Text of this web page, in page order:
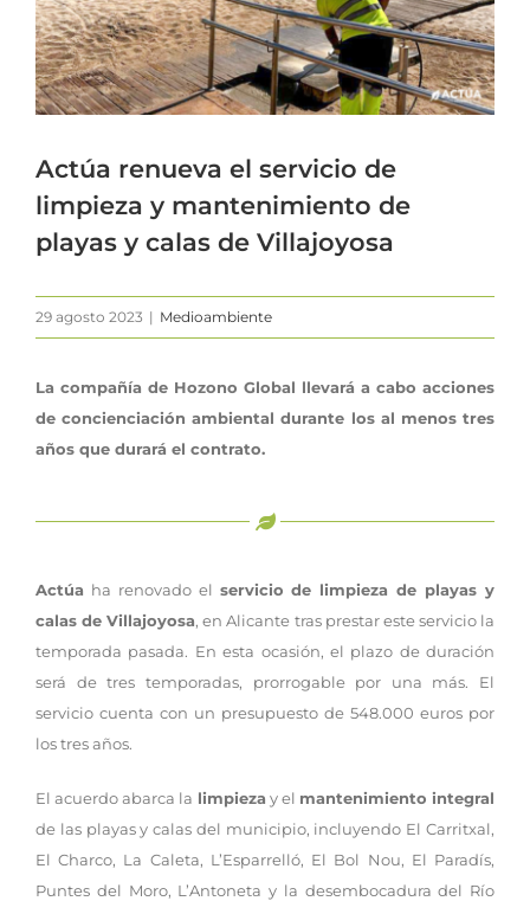
Actúa renueva el servicio de
limpieza y mantenimiento de
playas y calas de Villajoyosa
29 agosto 2023 | Medioambiente
La compañía de Hozono Global llevará a cabo acciones
de concienciación ambiental durante los al menos tres
años que durará el contrato.
Actúa ha renovado el servicio de limpieza de playas y
calas de Villajoyosa, en Alicante tras prestar este servicio la
temporada pasada. En esta ocasión, el plazo de duración
será de tres temporadas, prorrogable por una más. El
servicio cuenta con un presupuesto de 548.000 euros por
los tres años.
El acuerdo abarca la limpieza y el mantenimiento integral
de las playas y calas del municipio, incluyendo El Carritxal,
El Charco, La Caleta, L’Esparrelló, El Bol Nou, El Paradís,
Puntes del Moro, L’Antoneta y la desembocadura del Río